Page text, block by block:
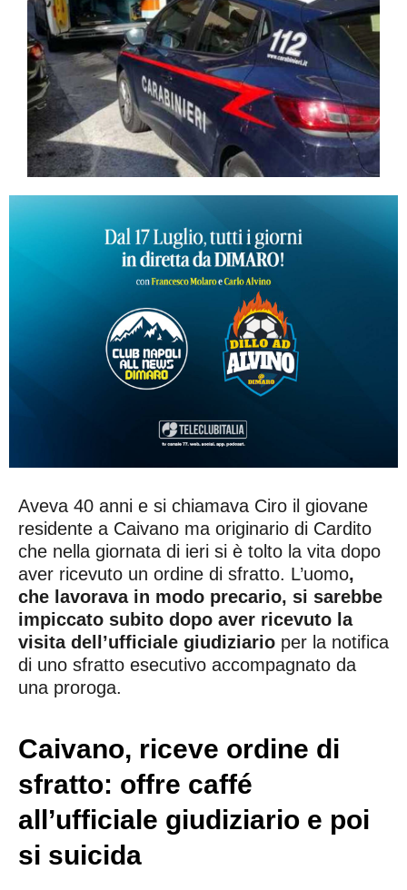
Aveva 40 anni e si chiamava Ciro il giovane
residente a Caivano ma originario di Cardito
che nella giornata di ieri si è tolto la vita dopo
aver ricevuto un ordine di sfratto. L’uomo,
che lavorava in modo precario, si sarebbe
impiccato subito dopo aver ricevuto la
visita dell’ufficiale giudiziario per la notifica
di uno sfratto esecutivo accompagnato da
una proroga.
Caivano, riceve ordine di
sfratto: offre caffé
all’ufficiale giudiziario e poi
si suicida